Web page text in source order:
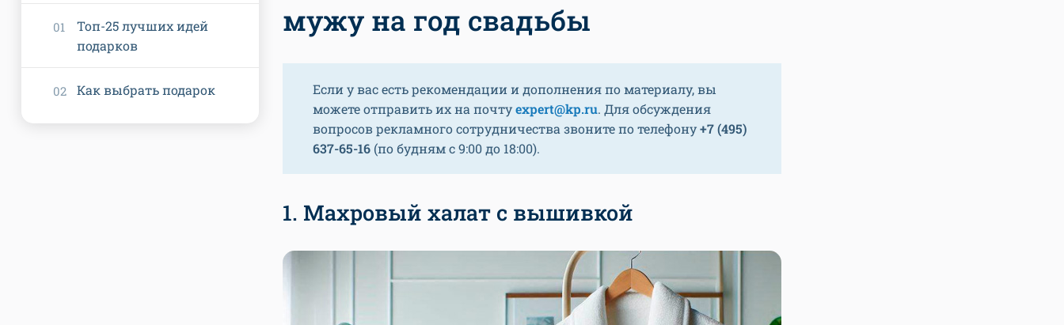
мужу на год свадьбы
Если у вас есть рекомендации и дополнения по материалу, вы
можете отправить их на почтуexpert@kp.ru. Для обсуждения
вопросов рекламного сотрудничества звоните по телефону+7 (495)
637-65-16 (по будням с 9:00 до 18:00).
1. Махровый халат с вышивкой
Топ-25 лучших идей
подарков
Как выбрать подарок